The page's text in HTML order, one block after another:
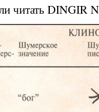
читать DINGIR